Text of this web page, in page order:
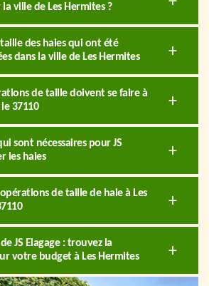
ville de Les Hermites ?
des haies qui ont été
dans la ville de Les Hermites
de taille doivent se faire à
37110
sont nécessaires pour JS
les haies
de taille de haie à Les
JS Elagage : trouvez la
votre budget à Les Hermites